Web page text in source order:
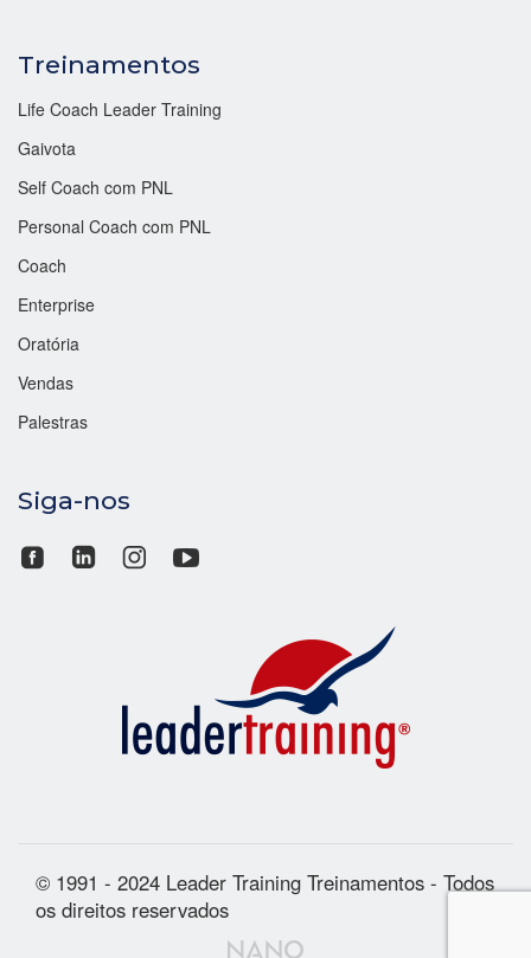
Treinamentos
Life Coach Leader Training
Gaivota
Self Coach com PNL
Personal Coach com PNL
Coach
Enterprise
Oratória
Vendas
Palestras
Siga-nos
© 1991 - 2024 Leader Training Treinamentos - Todos
os direitos reservados